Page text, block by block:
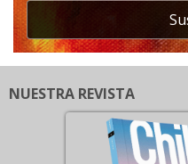
NUESTRA REVISTA